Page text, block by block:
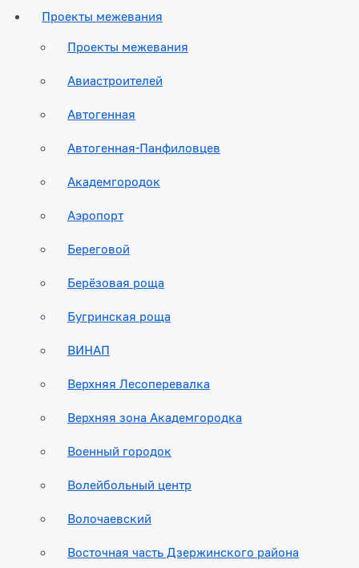
Проекты межевания
Проекты межевания
Авиастроителей
Автогенная
Автогенная-Панфиловцев
Академгородок
Аэропорт
Береговой
Берёзовая роща
Бугринская роща
ВИНАП
Верхняя Лесоперевалка
Верхняя зона Академгородка
Военный городок
Волейбольный центр
Волочаевский
Восточная часть Дзержинского района